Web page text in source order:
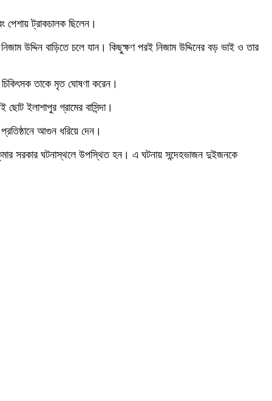
ট্রাকচালক ছিলেন।
উদ্দিন বাড়িতে চলে যান। কিছুক্ষণ পরই নিজাম উদ্দিনের বড় ভাই ও তার
তাকে মৃত ঘোষণা করেন।
ইলাশাপুর গ্রামের বাসিন্দা।
আগুন ধরিয়ে দেন।
সরকার ঘটনাস্থলে উপস্থিত হন। এ ঘটনায় সন্দেহভাজন দুইজনকে